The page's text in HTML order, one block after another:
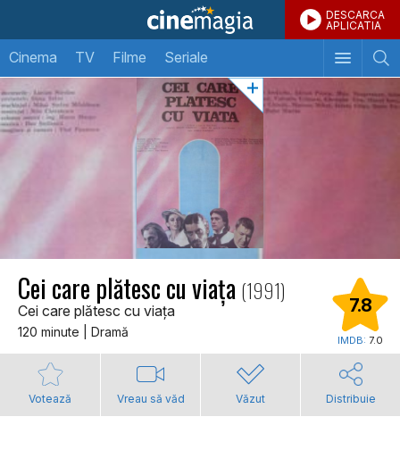
DESCARCA
APLICATIA
Cinema TV Filme Seriale
Cei care plătesc cu viața (1991)
Cei care plătesc cu viața
120 minute | Dramă
7.8
IMDB: 7.0
Votează Vreau să văd Văzut Distribuie